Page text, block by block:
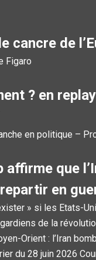
cancre de
Figaro
? en
en politique –
affirme que
en
» si les Etats-
de la
Orient : l’Iran
du 28 juin 2026